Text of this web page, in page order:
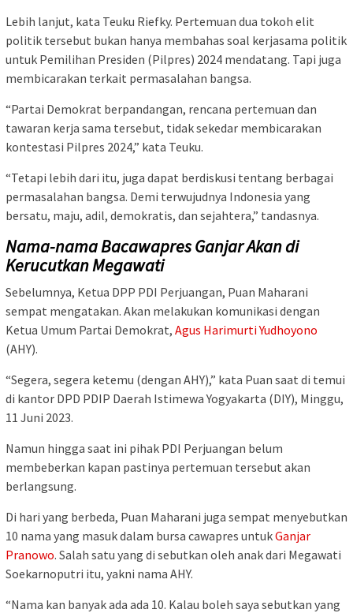
Lebih lanjut, kata Teuku Riefky. Pertemuan dua tokoh elit
politik tersebut bukan hanya membahas soal kerjasama politik
untuk Pemilihan Presiden (Pilpres) 2024 mendatang. Tapi juga
membicarakan terkait permasalahan bangsa.
“Partai Demokrat berpandangan, rencana pertemuan dan
tawaran kerja sama tersebut, tidak sekedar membicarakan
kontestasi Pilpres 2024,” kata Teuku.
“Tetapi lebih dari itu, juga dapat berdiskusi tentang berbagai
permasalahan bangsa. Demi terwujudnya Indonesia yang
bersatu, maju, adil, demokratis, dan sejahtera,” tandasnya.
Nama-nama Bacawapres Ganjar Akan di
Kerucutkan Megawati
Sebelumnya, Ketua DPP PDI Perjuangan, Puan Maharani
sempat mengatakan. Akan melakukan komunikasi dengan
Ketua Umum Partai Demokrat, Agus Harimurti Yudhoyono
(AHY).
“Segera, segera ketemu (dengan AHY),” kata Puan saat di temui
di kantor DPD PDIP Daerah Istimewa Yogyakarta (DIY), Minggu,
11 Juni 2023.
Namun hingga saat ini pihak PDI Perjuangan belum
membeberkan kapan pastinya pertemuan tersebut akan
berlangsung.
Di hari yang berbeda, Puan Maharani juga sempat menyebutkan
10 nama yang masuk dalam bursa cawapres untukGanjar
Pranowo. Salah satu yang di sebutkan oleh anak dari Megawati
Soekarnoputri itu, yakni nama AHY.
“Nama kan banyak ada ada 10. Kalau boleh saya sebutkan yang